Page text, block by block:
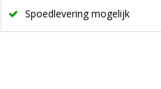
Spoedlevering mogelijk